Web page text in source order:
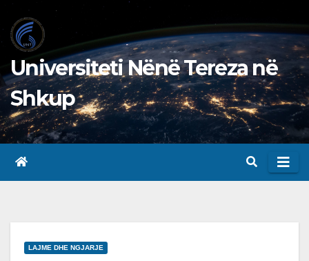
to
content
Universiteti Nënë Tereza në
Shkup
LAJME DHE NGJARJE